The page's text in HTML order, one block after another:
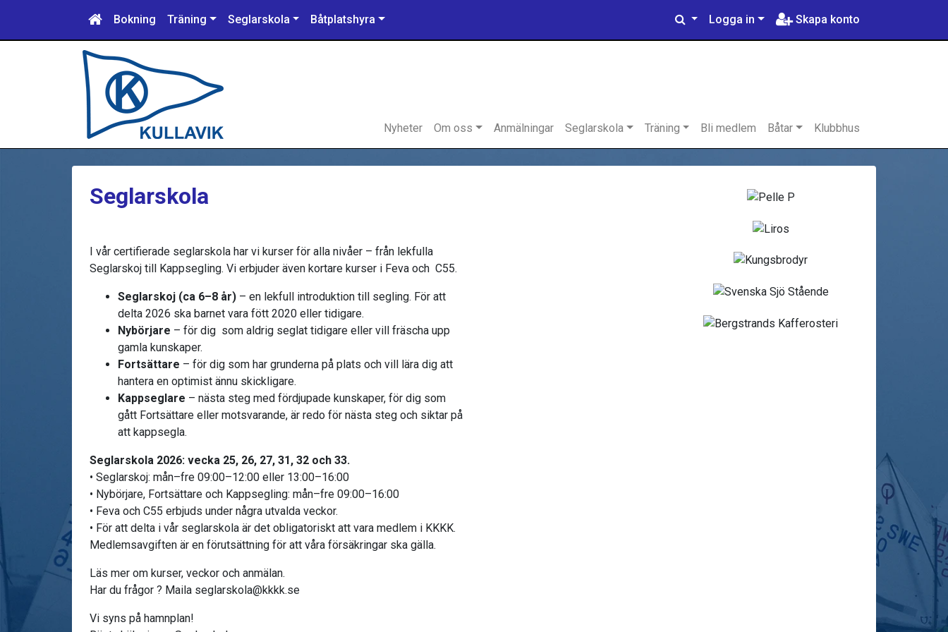
Bokning Träning Seglarskola Båtplatshyra Logga in Skapa konto
Nyheter Om oss Anmälningar Seglarskola Träning Bli medlem Båtar Klubbhus
Seglarskola
I vår certifierade seglarskola har vi kurser för alla nivåer – från lekfulla
Seglarskoj till Kappsegling. Vi erbjuder även kortare kurser i Feva och C55.
Seglarskoj (ca 6–8 år) – en lekfull introduktion till segling. För att
delta 2026 ska barnet vara fött 2020 eller tidigare.
Nybörjare – för dig som aldrig seglat tidigare eller vill fräscha upp
gamla kunskaper.
Fortsättare – för dig som har grunderna på plats och vill lära dig att
hantera en optimist ännu skickligare.
Kappseglare – nästa steg med fördjupade kunskaper, för dig som
gått Fortsättare eller motsvarande, är redo för nästa steg och siktar på
att kappsegla.
Seglarskola 2026: vecka 25, 26, 27, 31, 32 och 33.
• Seglarskoj: mån–fre 09:00–12:00 eller 13:00–16:00
• Nybörjare, Fortsättare och Kappsegling: mån–fre 09:00–16:00
• Feva och C55 erbjuds under några utvalda veckor.
• För att delta i vår seglarskola är det obligatoriskt att vara medlem i KKKK.
Medlemsavgiften är en förutsättning för att våra försäkringar ska gälla.
Läs mer om kurser, veckor och anmälan.
Har du frågor ? Maila seglarskola@kkkk.se
Vi syns på hamnplan!